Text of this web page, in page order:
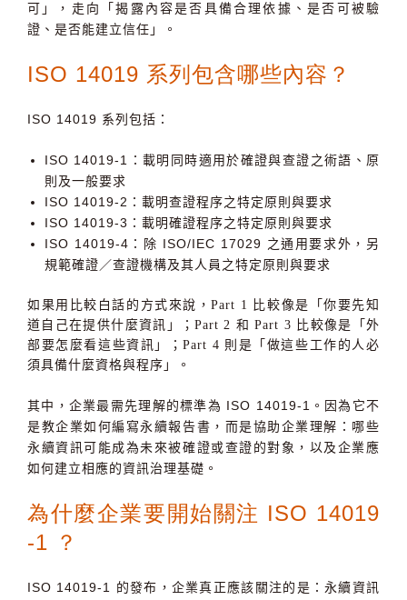
可」，走向「揭露內容是否具備合理依據、是否可被驗
證、是否能建立信任」。
ISO 14019 系列包含哪些內容？
ISO 14019 系列包括：
ISO 14019-1
：載明同時適用於確證與查證之術語、原
則及一般要求
ISO 14019-2 ：載明查證程序之特定原則與要求
ISO 14019-3 ：載明確證程序之特定原則與要求
ISO 14019-4 ：除 ISO/IEC 17029 之通用要求外，另
規範確證／查證機構及其人員之特定原則與要求
如果用比較白話的方式來說，Part 1 比較像是「你要先知
道自己在提供什麼資訊」；Part 2 和 Part 3 比較像是「外
部要怎麼看這些資訊」；Part 4 則是「做這些工作的人必
須具備什麼資格與程序」。
其中，企業最需先理解的標準為 ISO 14019-1 。因為它不
是教企業如何編寫永續報告書，而是協助企業理解： 哪些
永續資訊可能成為未來被確證或查證的對象，以及企業應
如何建立相應的資訊治理基礎。
為什麼企業要開始關注 ISO 14019
-1 ？
ISO 14019-1 的發布，企業真正應該關注的是：永續資訊